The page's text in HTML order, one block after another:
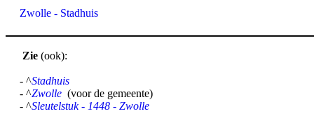
Zwolle - Stadhuis
Zie (ook):
- ^Stadhuis
- ^Zwolle (voor de gemeente)
- ^Sleutelstuk - 1448 - Zwolle